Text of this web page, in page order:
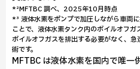
*²MFTBC 調べ、2025年10月時点
*³ 液体水素をポンプで加圧しながら車両
ことで、液体水素タンク内のボイルオフガ
ボイルオフガスを排出する必要がなく、
術です。
MFTBC は液体水素を国内で唯